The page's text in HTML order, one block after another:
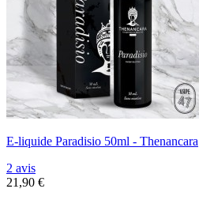
E-liquide Paradisio 50ml - Thenancara
2 avis
21,90 €